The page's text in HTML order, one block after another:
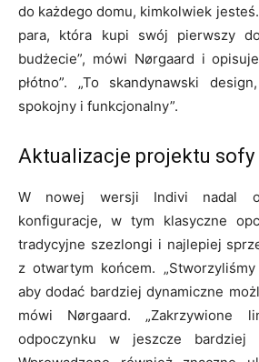
do każdego domu, kimkolwiek jesteś.
para, która kupi swój pierwszy
budżecie”, mówi Nørgaard i
płótno”. „To skandynawski
spokojny i funkcjonalny”.
Aktualizacje projektu sofy
W nowej wersji Indivi nadal
konfiguracje, w tym klasyczne
tradycyjne szezlongi i najlepiej
z otwartym końcem.
aby dodać bardziej dynamiczne
mówi Nørgaard. „Zakrzywione
odpoczynku w jeszcze bardziej